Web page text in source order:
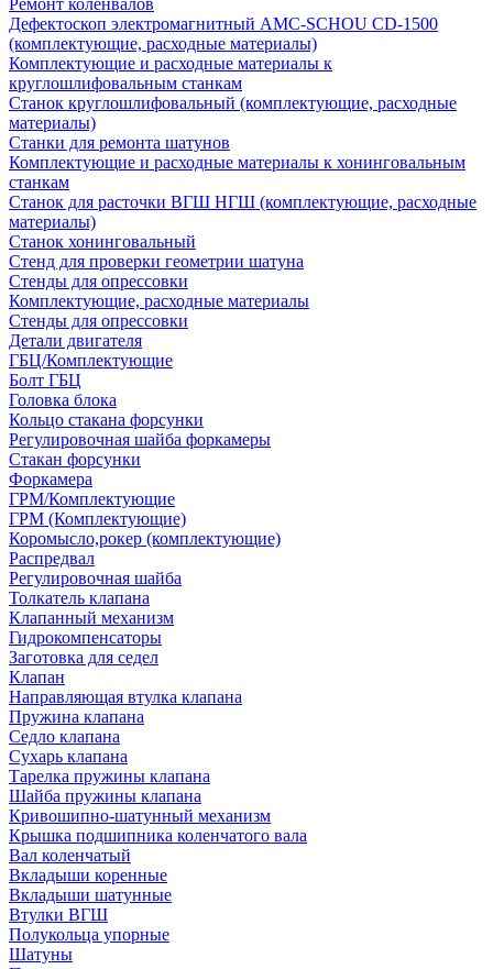
Ремонт коленвалов
Дефектоскоп электромагнитный AMC-SCHOU CD-1500
(комплектующие, расходные материалы)
Комплектующие и расходные материалы к
круглошлифовальным станкам
Станок круглошлифовальный (комплектующие, расходные
материалы)
Станки для ремонта шатунов
Комплектующие и расходные материалы к хонинговальным
станкам
Станок для расточки ВГШ НГШ (комплектующие, расходные
материалы)
Станок хонинговальный
Стенд для проверки геометрии шатуна
Стенды для опрессовки
Комплектующие, расходные материалы
Стенды для опрессовки
Детали двигателя
ГБЦ/Комплектующие
Болт ГБЦ
Головка блока
Кольцо стакана форсунки
Регулировочная шайба форкамеры
Стакан форсунки
Форкамера
ГРМ/Комплектующие
ГРМ (Комплектующие)
Коромысло,рокер (комплектующие)
Распредвал
Регулировочная шайба
Толкатель клапана
Клапанный механизм
Гидрокомпенсаторы
Заготовка для седел
Клапан
Направляющая втулка клапана
Пружина клапана
Седло клапана
Сухарь клапана
Тарелка пружины клапана
Шайба пружины клапана
Кривошипно-шатунный механизм
Крышка подшипника коленчатого вала
Вал коленчатый
Вкладыши коренные
Вкладыши шатунные
Втулки ВГШ
Полукольца упорные
Шатуны